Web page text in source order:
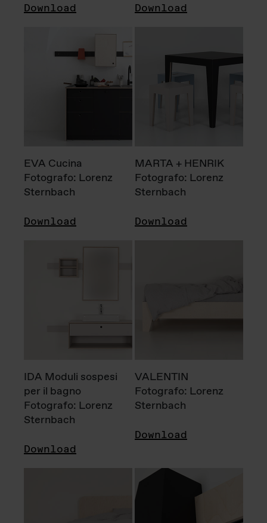
Download Download
EVA Cucina
Fotografo: Lorenz
Sternbach
Download
MARTA + HENRIK
Fotografo: Lorenz
Sternbach
Download
IDA Moduli sospesi
per il bagno
Fotografo: Lorenz
Sternbach
Download
VALENTIN
Fotografo: Lorenz
Sternbach
Download